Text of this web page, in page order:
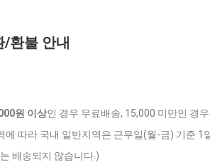
/환불 안내
원 이상인 경우 무료배송, 15,000 미만인 경
에 따라 국내 일반지역은 근무일(월-금) 기준
배송되지 않습니다.)